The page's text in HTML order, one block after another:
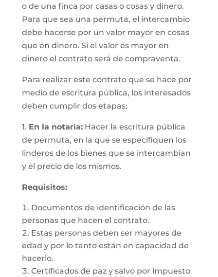
o de una finca por casas o cosas y dinero.
Para que sea una permuta, el intercambio
debe hacerse por un valor mayor en cosas
que en dinero. Si el valor es mayor en
dinero el contrato será de compraventa.
Para realizar este contrato que se hace por
medio de escritura pública, los interesados
deben cumplir dos etapas:
1. En la notaría:Hacer la escritura pública
de permuta, en la que se especifiquen los
linderos de los bienes que se intercambian
y el precio de los mismos.
Requisitos:
Documentos de identificación de las
personas que hacen el contrato.
Estas personas deben ser mayores de
edad y por lo tanto están en capacidad de
hacerlo.
Certificados de paz y salvo por impuesto